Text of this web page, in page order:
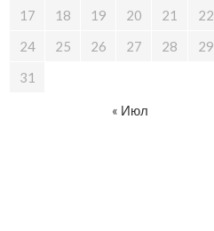
17
18 19 20 21 22
24
25 26 27 28 29
31
« Июл